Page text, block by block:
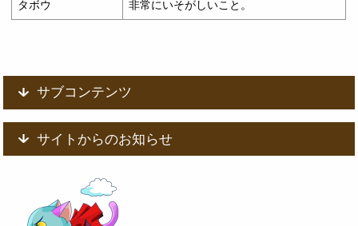
タボウ 非常にいそがしいこと。
サブコンテンツ
サイトからのお知らせ